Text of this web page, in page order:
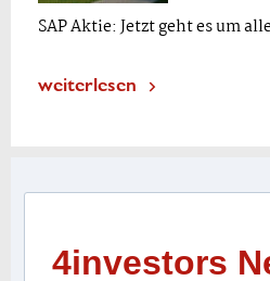
SAP Aktie: Jetzt geht es um
weiterlesen
4investors